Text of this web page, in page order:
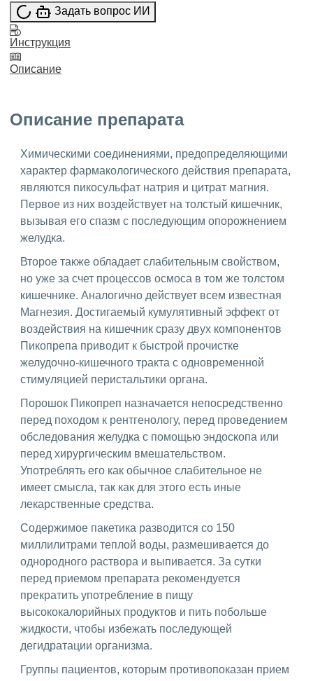
Задать вопрос ИИ
Инструкция
Описание
Описание препарата
Химическими соединениями, предопределяющими
характер фармакологического действия препарата,
являются пикосульфат натрия и цитрат магния.
Первое из них воздействует на толстый кишечник,
вызывая его спазм с последующим опорожнением
желудка.
Второе также обладает слабительным свойством,
но уже за счет процессов осмоса в том же толстом
кишечнике. Аналогично действует всем известная
Магнезия. Достигаемый кумулятивный эффект от
воздействия на кишечник сразу двух компонентов
Пикопрепа приводит к быстрой прочистке
желудочно-кишечного тракта с одновременной
стимуляцией перистальтики органа.
Порошок Пикопреп назначается непосредственно
перед походом к рентгенологу, перед проведением
обследования желудка с помощью эндоскопа или
перед хирургическим вмешательством.
Употреблять его как обычное слабительное не
имеет смысла, так как для этого есть иные
лекарственные средства.
Содержимое пакетика разводится со 150
миллилитрами теплой воды, размешивается до
однородного раствора и выпивается. За сутки
перед приемом препарата рекомендуется
прекратить употребление в пищу
высококалорийных продуктов и пить побольше
жидкости, чтобы избежать последующей
дегидратации организма.
Группы пациентов, которым противопоказан прием